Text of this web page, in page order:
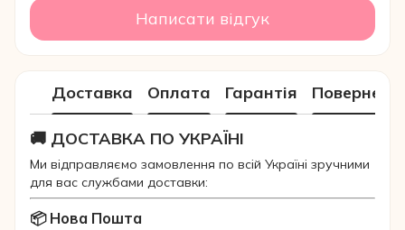
Написати відгук
Доставка Оплата Гарантія
🚚 ДОСТАВКА ПО УКРАЇНІ
Ми відправляємо замовлення по всій Україні зручними
для вас службами доставки:
📦 Нова Пошта